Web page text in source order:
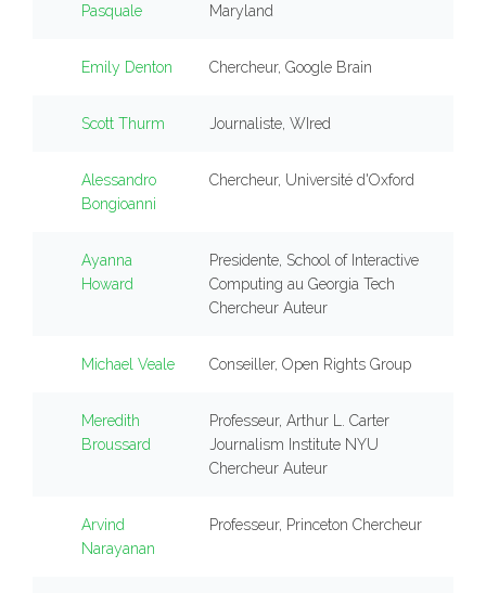
Pasquale
Maryland
Emily Denton Chercheur, Google Brain
Scott Thurm Journaliste, WIred
Alessandro
Bongioanni
Chercheur, Université d'Oxford
Ayanna
Howard
Presidente, School of Interactive
Computing au Georgia Tech
Chercheur Auteur
Michael Veale Conseiller, Open Rights Group
Meredith
Broussard
Professeur, Arthur L. Carter
Journalism Institute NYU
Chercheur Auteur
Arvind
Narayanan
Professeur, Princeton Chercheur